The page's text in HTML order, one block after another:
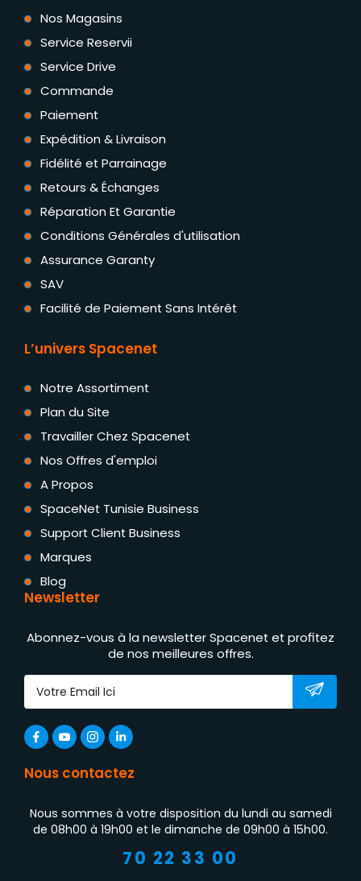
Nos Magasins
Service Reservii
Service Drive
Commande
Paiement
Expédition & Livraison
Fidélité et Parrainage
Retours & Échanges
Réparation Et Garantie
Conditions Générales d'utilisation
Assurance Garanty
SAV
Facilité de Paiement Sans Intérêt
L’univers Spacenet
Notre Assortiment
Plan du Site
Travailler Chez Spacenet
Nos Offres d'emploi
A Propos
SpaceNet Tunisie Business
Support Client Business
Marques
Blog
Newsletter
Abonnez-vous à la newsletter Spacenet et profitez
de nos meilleures offres.
Nous contactez
Nous sommes à votre disposition du lundi au samedi
de 08h00 à 19h00 et le dimanche de 09h00 à 15h00.
70 22 33 00